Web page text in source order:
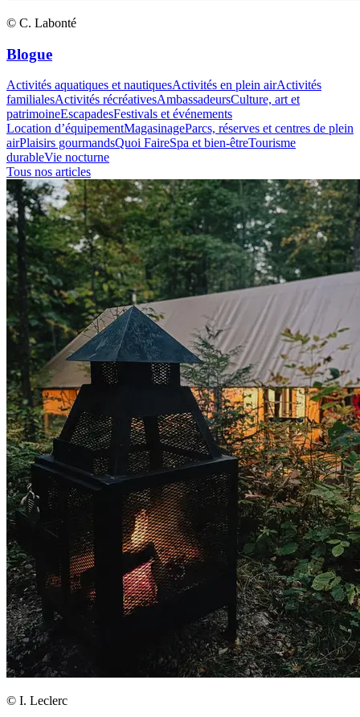
© C. Labonté
Blogue
Activités aquatiques et nautiquesActivités en plein airActivités
familialesActivités récréativesAmbassadeursCulture, art et
patrimoineEscapadesFestivals et événements
Location d’équipementMagasinageParcs, réserves et centres de plein
airPlaisirs gourmandsQuoi FaireSpa et bien-êtreTourisme
durableVie nocturne
Tous nos articles
© I. Leclerc